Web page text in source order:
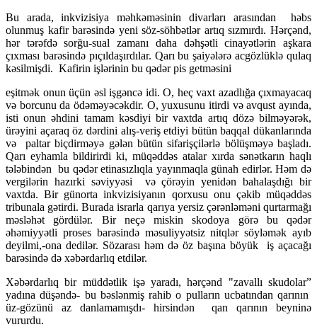
Bu arada, inkvizisiya məhkəməsinin divarları arasından həbs
olunmuş kafir barəsində yeni söz-söhbətlər artıq sızmırdı. Hərçənd,
hər tərəfdə sorğu-sual zamanı daha dəhşətli cinayətlərin aşkara
çıxması barəsində pıçıldaşırdılar. Qarı bu şaiyələrə acgözlüklə qulaq
kəsilmişdi. Kafirin işlərinin bu qədər pis getməsini
eşitmək onun üçün əsl işgəncə idi. O, heç vaxt azadlığa çıxmayacaq
və borcunu da ödəməyəcəkdir. O, yuxusunu itirdi və avqust ayında,
isti onun əhdini tamam kəsdiyi bir vaxtda artıq dözə bilməyərək,
ürəyini açaraq öz dərdini alış-veriş etdiyi bütün baqqal dükanlarında
və paltar biçdirməyə gələn bütün sifarişçilərlə bölüşməyə başladı.
Qarı eyhamla bildirirdi ki, müqəddəs atalar xırda sənətkarın haqlı
tələbindən bu qədər etinasızlıqla yayınmaqla günah edirlər. Həm də
vergilərin hazırki səviyyəsi və çörəyin yenidən bahalaşdığı bir
vaxtda. Bir günorta inkvizisiyanın qorxusu onu çəkib müqəddəs
tribunala gətirdi. Burada israrla qarıya yersiz çərənləməni qurtarmağı
məsləhət gördülər. Bir neçə miskin skodoya görə bu qədər
əhəmiyyətli proses barəsində məsuliyyətsiz nitqlər söyləmək ayıb
deyilmi,-ona dedilər. Sözarası həm də öz başına böyük iş açacağı
barəsində də xəbərdarlıq etdilər.
Xəbərdarlıq bir müddətlik işə yaradı, hərçənd "zavallı skudolar”
yadına düşəndə- bu bəslənmiş rahib o pulların ucbatından qarının
üz-gözünü az danlamamışdı- hirsindən qan qarının beyninə
vururdu.